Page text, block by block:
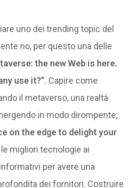
uno dei trending topic del
no, per questo una delle
the new Web is here.
use it?”. Capire come
il metaverso, una realtà
in modo dirompente;
on the edge to delight your
migliori tecnologie ai
per avere una
dei fornitori. Costruire